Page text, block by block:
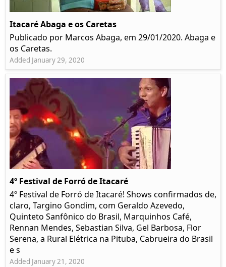
Itacaré Abaga e os Caretas
Publicado por Marcos Abaga, em 29/01/2020. Abaga e
os Caretas.
Added January 29, 2020
4º Festival de Forró de Itacaré
4º Festival de Forró de Itacaré! Shows confirmados de,
claro, Targino Gondim, com Geraldo Azevedo,
Quinteto Sanfônico do Brasil, Marquinhos Café,
Rennan Mendes, Sebastian Silva, Gel Barbosa, Flor
Serena, a Rural Elétrica na Pituba, Cabrueira do Brasil
e s
Added January 21, 2020